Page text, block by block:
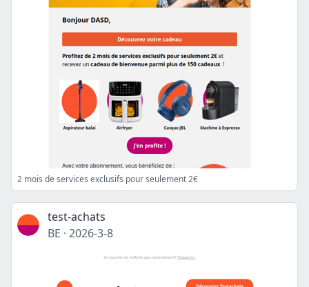
2 mois de services exclusifs pour seulement 2€
test-achats
BE · 2026-3-8